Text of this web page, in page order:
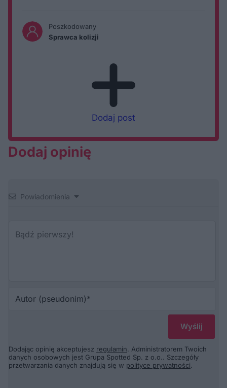
Poszkodowany
Sprawca kolizji
Dodaj post
Dodaj opinię
Powiadomienia
Dodając opinię akceptujesz regulamin. Administratorem Twoich
danych osobowych jest Grupa Spotted Sp. z o.o.. Szczegóły
przetwarzania danych znajdują się w polityce prywatności.